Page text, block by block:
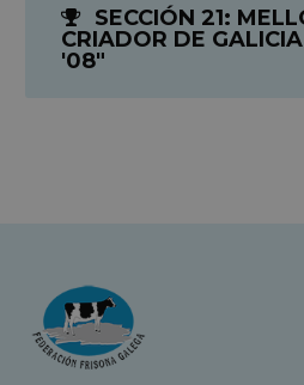
SECCIÓN 21:
CRIADOR DE
'08"